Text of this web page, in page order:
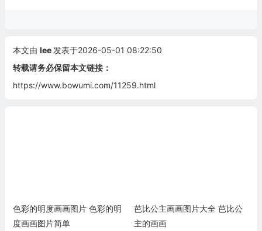
本文由 lee 发表于2026-05-01 08:22:50
转载请务必保留本文链接：
https://www.bowumi.com/11259.html
色彩的明度画画图片 色彩的明
度画画图片简单
芭比公主画画图片大全 芭比公
主的画画